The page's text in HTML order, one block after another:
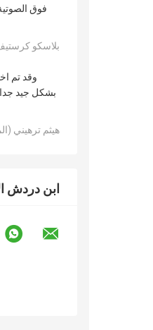
فوق
—— بلاسكو
وقد تم
بشكل جيد
—— هيثم ترهيني
ابن دردش